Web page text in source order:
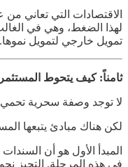
الاقتصادات التي تعاني
لهذا الضغط، وهي في
تمويل خارجي لتمويل نموها.
ثامناً: كيف يتحوط
لا توجد وصفة سحرية
لكن هناك مبادئ يتبعها
المبدأ الأول هو أن
في هذه المرحلة. التحيز